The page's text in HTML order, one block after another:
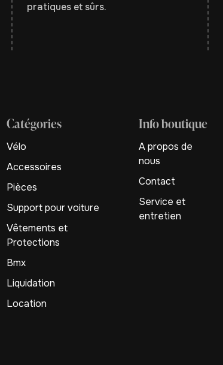
pratiques et sûrs.
Catégories
Vélo
Accessoires
Pièces
Support pour voiture
Vêtements et
Protections
Bmx
Liquidation
Location
Info boutique
A propos de
nous
Contact
Service et
entretien